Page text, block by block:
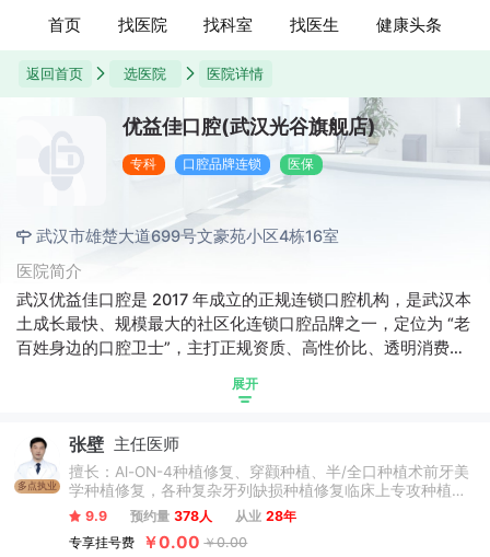
首页 找医院 找科室 找医生 健康头条
返回首页 选医院 医院详情
优益佳口腔(武汉光谷旗舰店)
专科 口腔品牌连锁 医保
武汉市雄楚大道699号文豪苑小区4栋16室
医院简介
武汉优益佳口腔是 2017 年成立的正规连锁口腔机构，是武汉本
土成长最快、规模最大的社区化连锁口腔品牌之一，定位为 “老
百姓身边的口腔卫士”，主打正规资质、高性价比、透明消费、
汉、武昌、洪山、汉阳、江岸、江夏、东西湖、黄陂、汉
实、服务好、无套路。经营理念：不做硬广、不靠资本、靠口
碑与医生团队稳步扩张。社会责任：积极开展社区义诊、口腔
科普、公益种牙等惠民活动。
展开
多点执业
张壁 主任医师
擅长：Al-ON-4种植修复、穿颧种植、半/全口种植术前牙美
学种植修复，各种复杂牙列缺损种植修复临床上专攻种植牙
领域，致力于微创无痛牙种植、即刻牙种植及微创拔牙，精
通国际主流种植系统操作特点，带领修复团队为患者做个性
化设计，对于疑难牙种植临床经验丰富。
9.9 预约量 378人 从业 28年
专享挂号费
￥0.00 ￥0.00